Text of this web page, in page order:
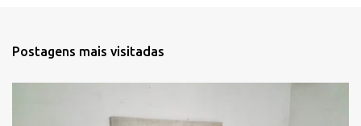
Postagens mais visitadas